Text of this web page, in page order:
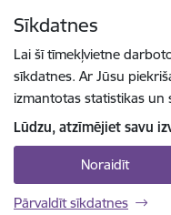
Sīkdatnes
Lai šī tīmekļvietne
sīkdatnes. Ar Jūsu
izmantotas statistikas un
Lūdzu, atzīmējiet savu
Noraidīt
Pārvaldīt sīkdatnes